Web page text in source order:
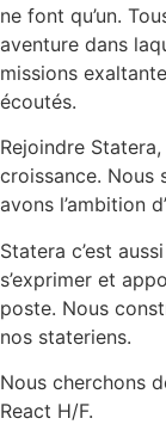
ne font qu’un.
aventure dans
missions
écoutés.
Rejoindre
croissance. Nous
avons l’ambition
Statera c’est
s’exprimer et
poste. Nous
nos stateriens.
Nous cherchons
React H/F.